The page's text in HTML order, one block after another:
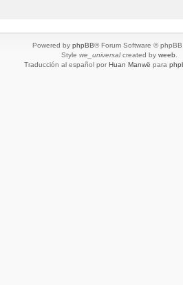
Powered by phpBB® Forum Software © phpBB
Style we_universalcreated by weeb
Traducción al español por Huan Manwë para